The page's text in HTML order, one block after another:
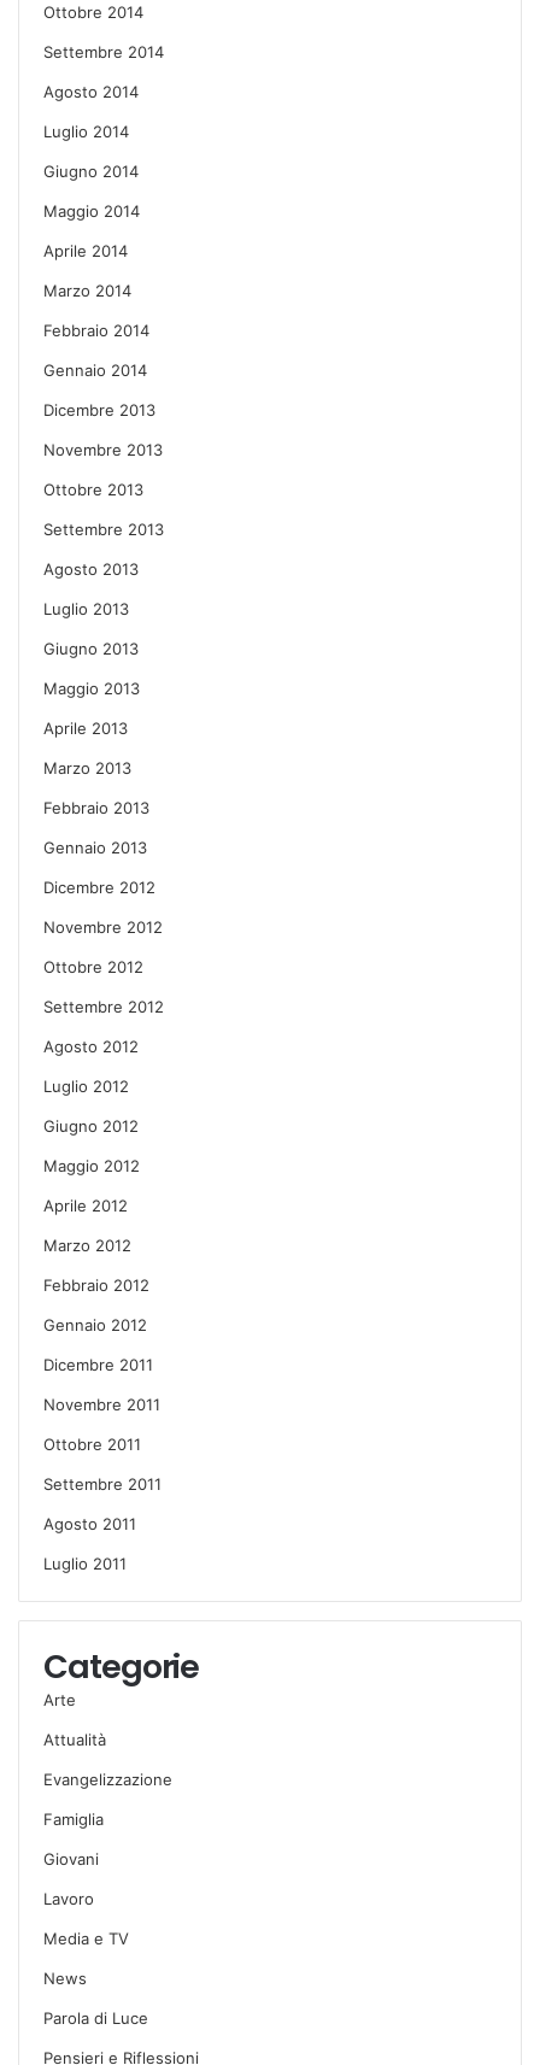
Ottobre 2014
Settembre 2014
Agosto 2014
Luglio 2014
Giugno 2014
Maggio 2014
Aprile 2014
Marzo 2014
Febbraio 2014
Gennaio 2014
Dicembre 2013
Novembre 2013
Ottobre 2013
Settembre 2013
Agosto 2013
Luglio 2013
Giugno 2013
Maggio 2013
Aprile 2013
Marzo 2013
Febbraio 2013
Gennaio 2013
Dicembre 2012
Novembre 2012
Ottobre 2012
Settembre 2012
Agosto 2012
Luglio 2012
Giugno 2012
Maggio 2012
Aprile 2012
Marzo 2012
Febbraio 2012
Gennaio 2012
Dicembre 2011
Novembre 2011
Ottobre 2011
Settembre 2011
Agosto 2011
Luglio 2011
Categorie
Arte
Attualità
Evangelizzazione
Famiglia
Giovani
Lavoro
Media e TV
News
Parola di Luce
Pensieri e Riflessioni